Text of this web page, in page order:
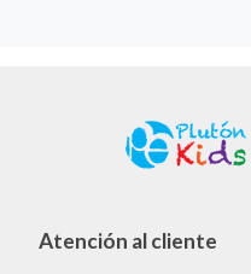
Atención al cliente